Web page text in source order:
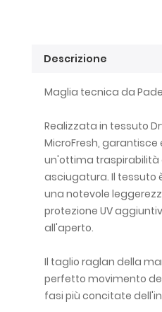
Descrizione
Maglia tecnica da
Realizzata in tessuto
MicroFresh,
un'ottima traspirabilità
asciugatura. Il tessuto
una notevole
protezione UV
all'aperto.
Il taglio raglan della
perfetto movimento
fasi più concitate